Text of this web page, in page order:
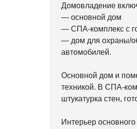
Домовладение
— основной дом
— СПА-комплекс с
— дом для охраны/
автомобилей.
Основной дом и
техникой. В СПА-
штукатурка стен,
Интерьер